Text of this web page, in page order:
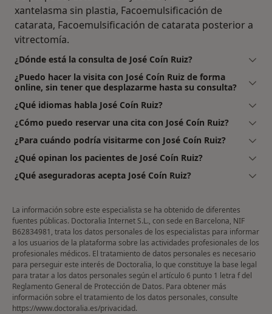
xantelasma sin plastia, Facoemulsificación de
catarata, Facoemulsificación de catarata posterior a
vitrectomía.
¿Dónde está la consulta de José Coín Ruiz?
¿Puedo hacer la visita con José Coín Ruiz de forma
online, sin tener que desplazarme hasta su consulta?
¿Qué idiomas habla José Coín Ruiz?
¿Cómo puedo reservar una cita con José Coín Ruiz?
¿Para cuándo podría visitarme con José Coín Ruiz?
¿Qué opinan los pacientes de José Coín Ruiz?
¿Qué aseguradoras acepta José Coín Ruiz?
La información sobre este especialista se ha obtenido de diferentes
fuentes públicas. Doctoralia Internet S.L., con sede en Barcelona, NIF
B62834981, trata los datos personales de los especialistas para informar
a los usuarios de la plataforma sobre las actividades profesionales de los
profesionales médicos. El tratamiento de datos personales es necesario
para perseguir este interés de Doctoralia, lo que constituye la base legal
para tratar a los datos personales según el artículo 6 punto 1 letra f del
Reglamento General de Protección de Datos. Para obtener más
información sobre el tratamiento de los datos personales, consulte
https://www.doctoralia.es/privacidad.